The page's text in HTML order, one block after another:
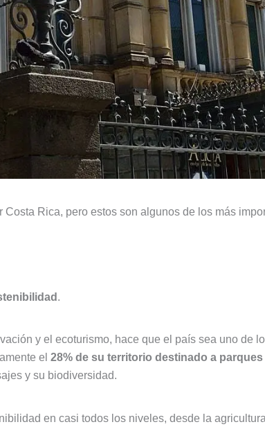
Rica, pero estos son algunos de los más
.
y el ecoturismo, hace que el país sea uno de
el 28% de su territorio destinado a
y su biodiversidad.
en casi todos los niveles, desde la